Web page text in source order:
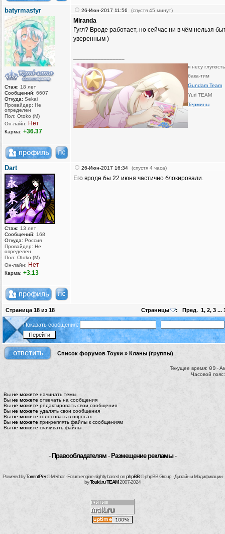
batyrmastyr
Стаж: 18 лет
Сообщений: 6607
Откуда: Sekai
Провайдер: Не
определен
Пол: Otoko (M)
Он-лайн: Нет
Карма: +36.37
26-Июн-2017 11:56 (спустя 45 минут)
Miranda
Гугл? Вроде работает, но сейчас ни в чём нельзя
уверенным )
я несу
бака-тим
Gundam Team
Yuri TEAM
Термины
Dart
Стаж: 13 лет
Сообщений: 168
Откуда: Россия
Провайдер: Не
определен
Пол: Otoko (M)
Он-лайн: Нет
Карма: +3.13
26-Июн-2017 16:34 (спустя 4 часа)
Его вроде бы 22 июня частично блокировали.
Страница 18 из 18 Страницы : Пред. 1, 2, 3 ...
Показать сообщения:
Список форумов Тоуки » Кланы (группы)
Текущее время: 09-
Часовой
Вы не можете начинать темы
Вы не можете отвечать на сообщения
Вы не можете редактировать свои сообщения
Вы не можете удалять свои сообщения
Вы не можете голосовать в опросах
Вы не можете прикреплять файлы к сообщениям
Вы не можете скачивать файлы
- Правообладателям - Размещение рекламы-
Powered byTorrentPier© Meithar · Forum engine slightly based onphpBB© phpBB Group · Дизайн и Модификации
byTouki.ru TEAM2007-2024